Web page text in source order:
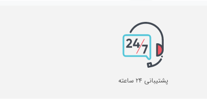
پشتیبانی 24 ساعته